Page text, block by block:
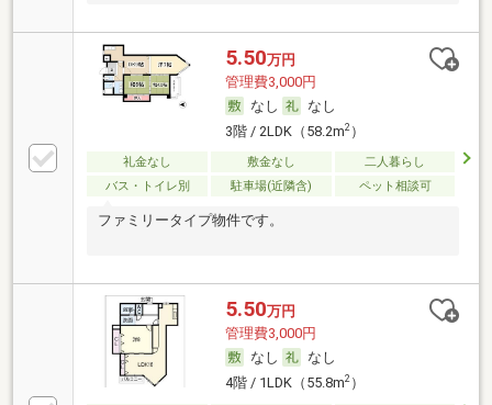
5.50万円
管理費3,000円
なし
なし
3階 / 2LDK（58.2m2）
礼金なし 敷金なし
二人暮らし
バス・トイレ別
駐車場(近隣含) ペット相談可
ファミリータイプ物件です。
5.50万円
管理費3,000円
なし
なし
4階 / 1LDK（55.8m2）